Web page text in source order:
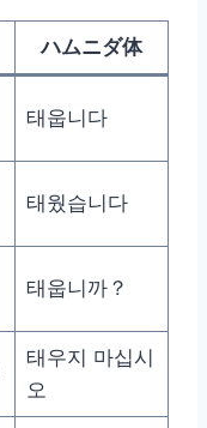
ハムニダ体
태웁니다
태웠습니다
태웁니까？
태우지 마십시
오